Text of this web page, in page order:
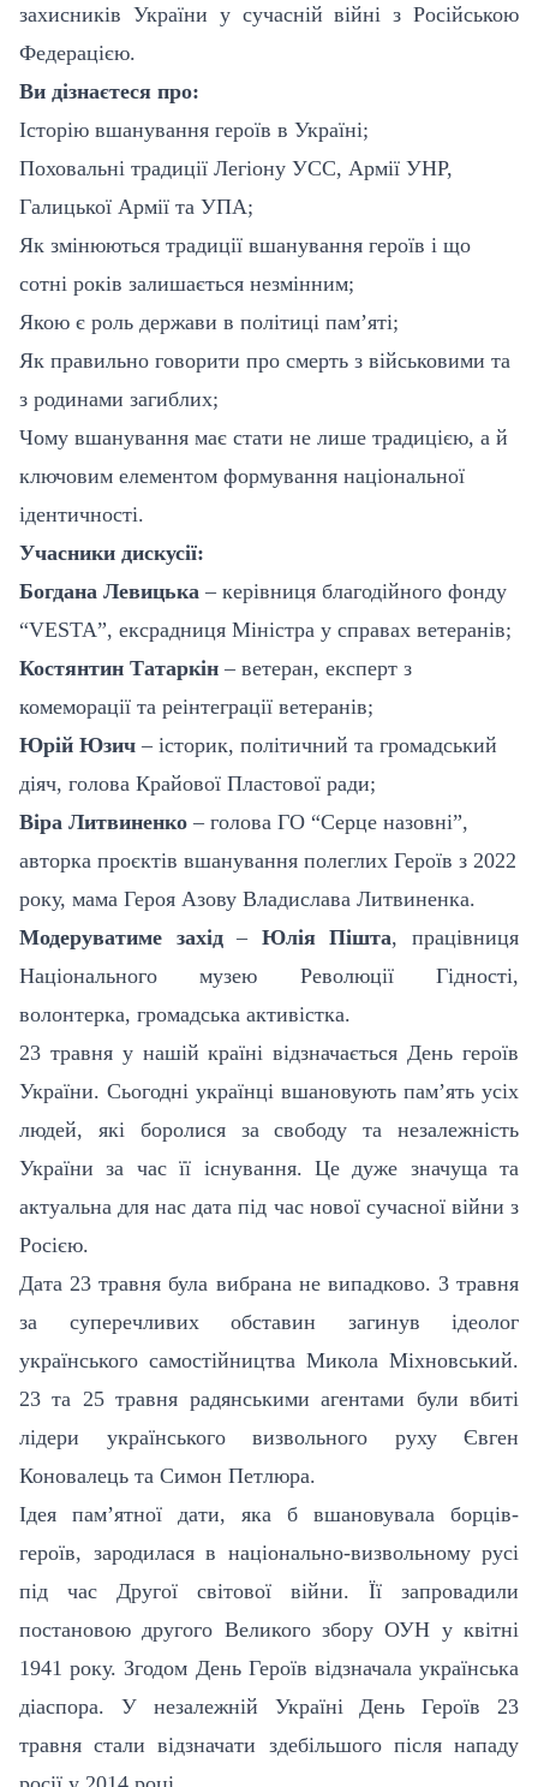
захисників України у сучасній війні з Російською
Федерацією.
Ви дізнаєтеся про:
Історію вшанування героїв в Україні;
Поховальні традиції Легіону УСС, Армії УНР,
Галицької Армії та УПА;
Як змінюються традиції вшанування героїв і що
сотні років залишається незмінним;
Якою є роль держави в політиці пам’яті;
Як правильно говорити про смерть з військовими та
з родинами загиблих;
Чому вшанування має стати не лише традицією, а й
ключовим елементом формування національної
ідентичності.
Учасники дискусії:
Богдана Левицька – керівниця благодійного фонду
“VESTA”, ексрадниця Міністра у справах ветеранів;
Костянтин Татаркін – ветеран, експерт з
комеморації та реінтеграції ветеранів;
Юрій Юзич – історик, політичний та громадський
діяч, голова Крайової Пластової ради;
Віра Литвиненко – голова ГО “Серце назовні”,
авторка проєктів вшанування полеглих Героїв з 2022
року, мама Героя Азову Владислава Литвиненка.
Модеруватиме захід– Юлія Пішта, працівниця
Національного музею Революції Гідності,
волонтерка, громадська активістка.
23 травня у нашій країні відзначається День героїв
України. Сьогодні українці вшановують пам’ять усіх
людей, які боролися за свободу та незалежність
України за час її існування. Це дуже значуща та
актуальна для нас дата під час нової сучасної війни з
Росією.
Дата 23 травня була вибрана не випадково. 3 травня
за суперечливих обставин загинув ідеолог
українського самостійництва Микола Міхновський.
23 та 25 травня радянськими агентами були вбиті
лідери українського визвольного руху Євген
Коновалець та Симон Петлюра.
Ідея пам’ятної дати, яка б вшановувала борців-
героїв, зародилася в національно-визвольному русі
під час Другої світової війни. Її запровадили
постановою другого Великого збору ОУН у квітні
1941 року. Згодом День Героїв відзначала українська
діаспора. У незалежній Україні День Героїв 23
травня стали відзначати здебільшого після нападу